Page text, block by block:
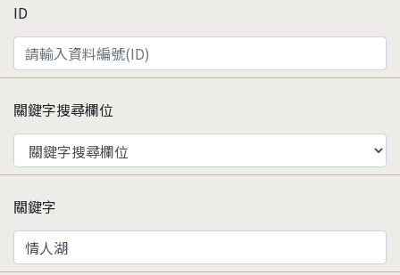
ID
關鍵字搜尋欄位
關鍵字